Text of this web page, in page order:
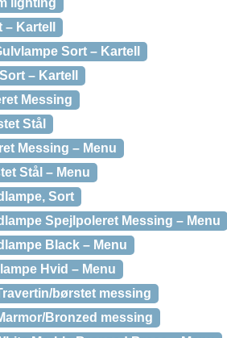
lighting
Kartell
Sort – Kartell
– Kartell
Messing
Stål
Messing – Menu
Stål – Menu
Sort
Spejlpoleret Messing – Menu
Black – Menu
Hvid – Menu
børstet messing
Bronzed messing